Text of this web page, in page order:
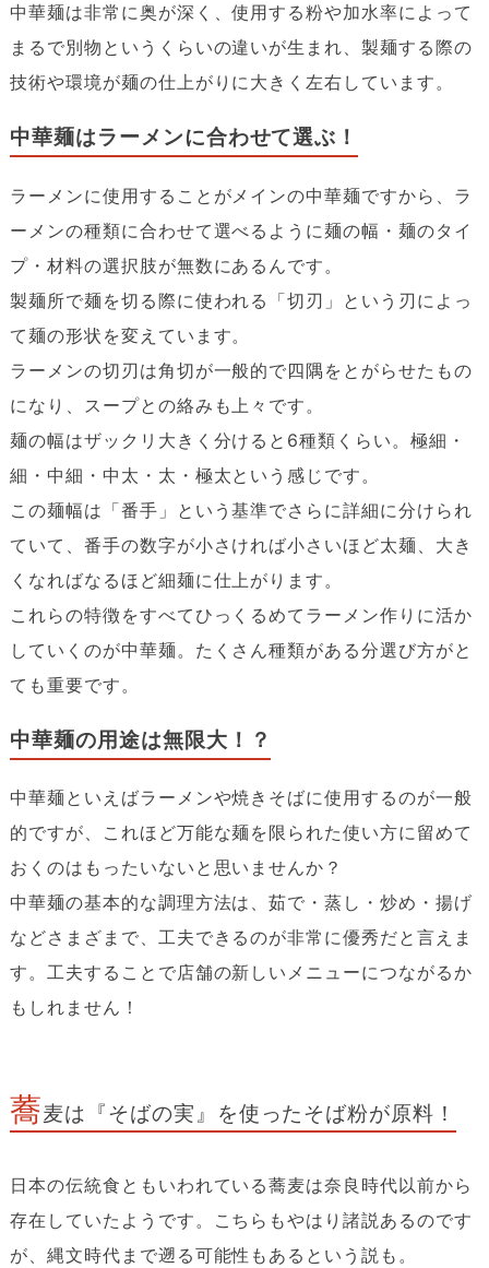
中華麺は非常に奥が深く、使用する粉や加水率によって
まるで別物というくらいの違いが生まれ、製麺する際の
技術や環境が麺の仕上がりに大きく左右しています。
中華麺はラーメンに合わせて選ぶ！
ラーメンに使用することがメインの中華麺ですから、ラ
ーメンの種類に合わせて選べるように麺の幅・麺のタイ
プ・材料の選択肢が無数にあるんです。
製麺所で麺を切る際に使われる「切刃」という刃によっ
て麺の形状を変えています。
ラーメンの切刃は角切が一般的で四隅をとがらせたもの
になり、スープとの絡みも上々です。
麺の幅はザックリ大きく分けると6種類くらい。極細・
細・中細・中太・太・極太という感じです。
この麺幅は「番手」という基準でさらに詳細に分けられ
ていて、番手の数字が小さければ小さいほど太麺、大き
くなればなるほど細麺に仕上がります。
これらの特徴をすべてひっくるめてラーメン作りに活か
していくのが中華麺。たくさん種類がある分選び方がと
ても重要です。
中華麺の用途は無限大！？
中華麺といえばラーメンや焼きそばに使用するのが一般
的ですが、これほど万能な麺を限られた使い方に留めて
おくのはもったいないと思いませんか？
中華麺の基本的な調理方法は、茹で・蒸し・炒め・揚げ
などさまざまで、工夫できるのが非常に優秀だと言えま
す。工夫することで店舗の新しいメニューにつながるか
もしれません！
蕎麦は『そばの実』を使ったそば粉が原料！
日本の伝統食ともいわれている蕎麦は奈良時代以前から
存在していたようです。こちらもやはり諸説あるのです
が、縄文時代まで遡る可能性もあるという説も。